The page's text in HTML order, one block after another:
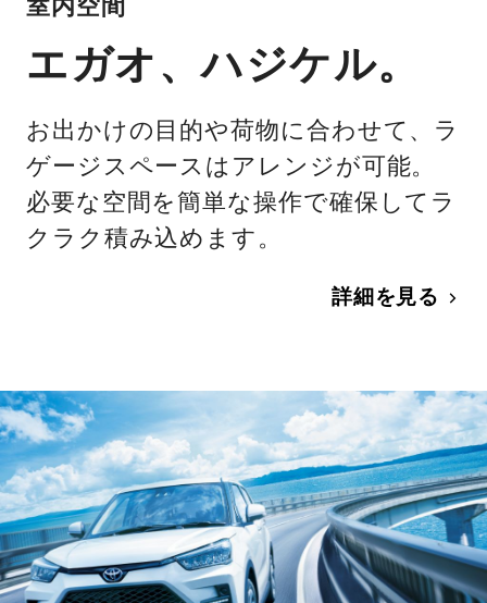
室内空間
エガオ、ハジケル。
お出かけの目的や荷物に合わせて、ラ
ゲージスペースはアレンジが可能。
必要な空間を簡単な操作で確保してラ
クラク積み込めます。
詳細を見る